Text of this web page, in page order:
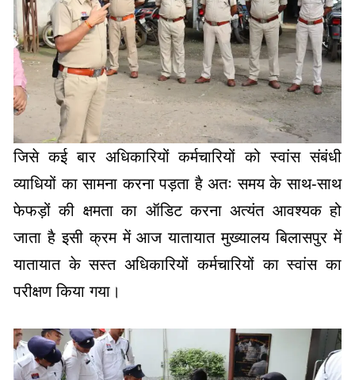
जिसे कई बार अधिकारियों कर्मचारियों को स्वांस संबंधी
व्याधियों का सामना करना पड़ता है अतः समय के साथ-साथ
फेफड़ों की क्षमता का ऑडिट करना अत्यंत आवश्यक हो
जाता है इसी क्रम में आज यातायात मुख्यालय बिलासपुर में
यातायात के सस्त अधिकारियों कर्मचारियों का स्वांस का
परीक्षण किया गया।